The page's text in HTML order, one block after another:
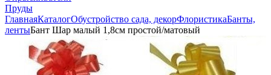
Пруды
ГлавнаяКаталогОбустройство сада, декорФлористикаБанты,
лентыБант Шар малый 1,8см простой/матовый